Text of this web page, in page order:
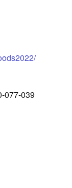
077-039